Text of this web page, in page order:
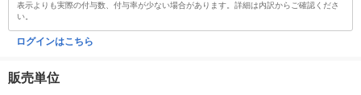
表示よりも実際の付与数、付与率が少ない場合があります。詳細は内訳からご確認くださ
い。
ログインはこちら
販売単位